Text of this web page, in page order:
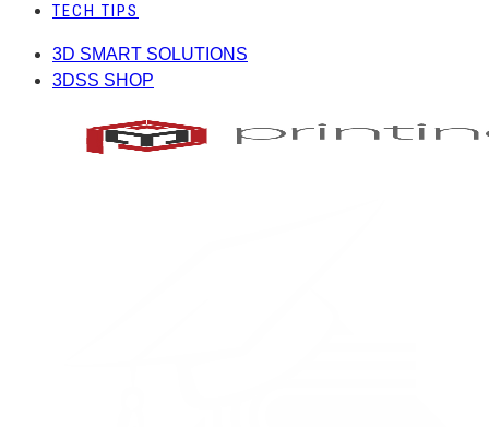
TECH TIPS
3D SMART SOLUTIONS
3DSS SHOP